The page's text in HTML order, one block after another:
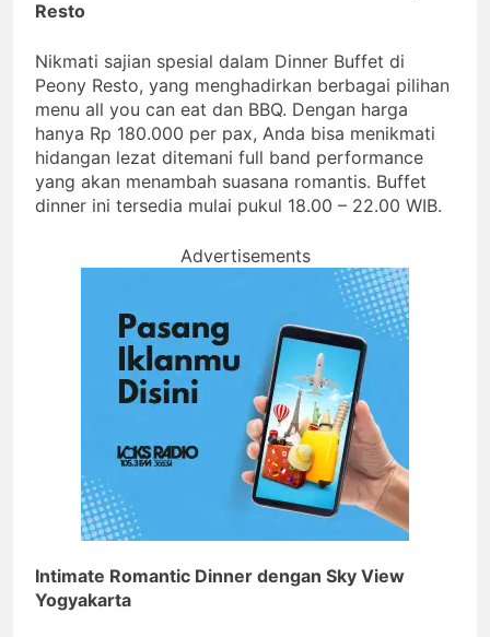
Resto
Nikmati sajian spesial dalam Dinner Buffet di
Peony Resto, yang menghadirkan berbagai pilihan
menu all you can eat dan BBQ. Dengan harga
hanya Rp 180.000 per pax, Anda bisa menikmati
hidangan lezat ditemani full band performance
yang akan menambah suasana romantis. Buffet
dinner ini tersedia mulai pukul 18.00 – 22.00 WIB.
Advertisements
Intimate Romantic Dinner dengan Sky View
Yogyakarta